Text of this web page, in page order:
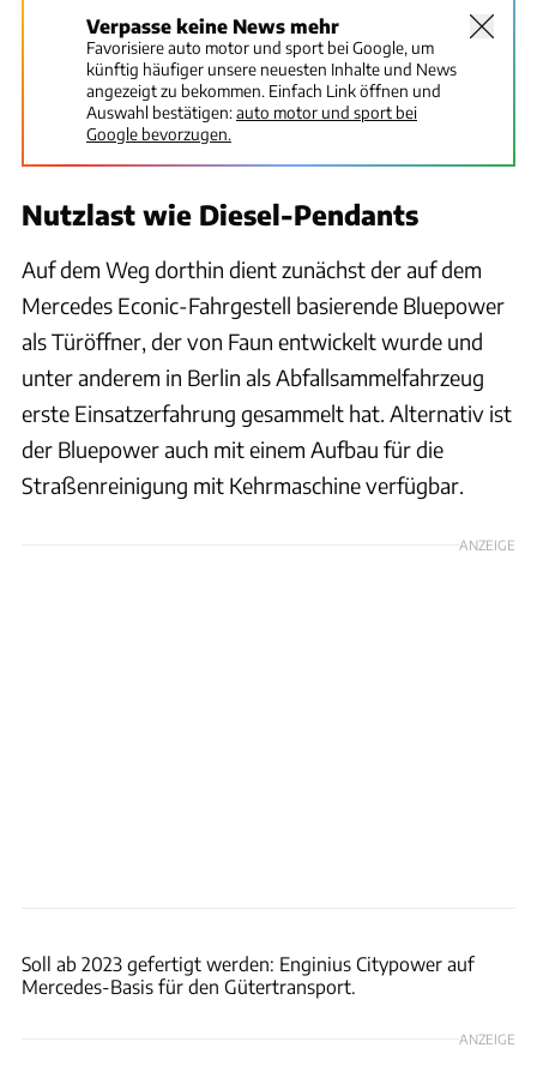
Verpasse keine News mehr
Favorisiere auto motor und sport bei Google, um
künftig häufiger unsere neuesten Inhalte und News
angezeigt zu bekommen. Einfach Link öffnen und
Auswahl bestätigen:auto motor und sport bei
Google bevorzugen.
Nutzlast wie Diesel-Pendants
Auf dem Weg dorthin dient zunächst der auf dem
Mercedes Econic-Fahrgestell basierende Bluepower
als Türöffner, der von Faun entwickelt wurde und
unter anderem in Berlin als Abfallsammelfahrzeug
erste Einsatzerfahrung gesammelt hat. Alternativ ist
der Bluepower auch mit einem Aufbau für die
Straßenreinigung mit Kehrmaschine verfügbar.
ANZEIGE
Soll ab 2023 gefertigt werden: Enginius Citypower auf
Mercedes-Basis für den Gütertransport.
ANZEIGE